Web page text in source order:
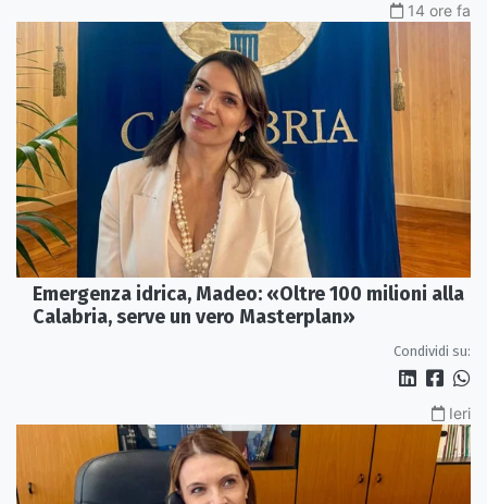
14 ore fa
Emergenza idrica, Madeo: «Oltre 100 milioni alla
Calabria, serve un vero Masterplan»
Condividi su:
Ieri